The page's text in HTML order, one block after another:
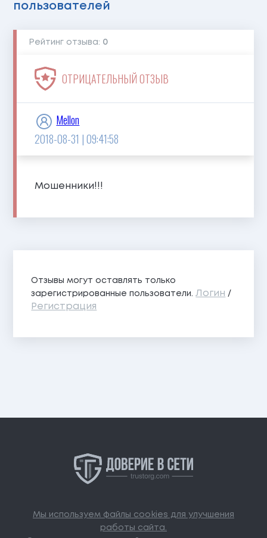
пользователей
Рейтинг отзыва: 0
ОТРИЦАТЕЛЬНЫЙ ОТЗЫВ
2018-08-31 | 09:41:58
Mellon
Мошенники!!!
Отзывы могут оставлять только
зарегистрированные пользователи.Логин /
Регистрация
Мы используем файлы cookies для улучшения
работы сайта.